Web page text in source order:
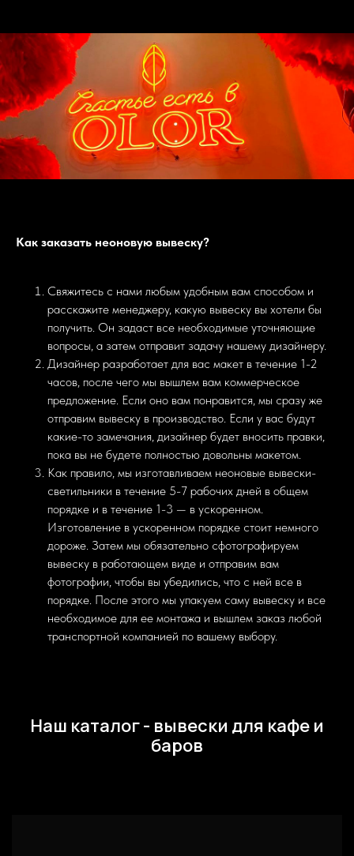
Как заказать неоновую вывеску?
Свяжитесь с нами любым удобным вам способом и
расскажите менеджеру, какую вывеску вы хотели бы
получить. Он задаст все необходимые уточняющие
вопросы, а затем отправит задачу нашему дизайнеру.
Дизайнер разработает для вас макет в течение 1-2
часов, после чего мы вышлем вам коммерческое
предложение. Если оно вам понравится, мы сразу же
отправим вывеску в производство. Если у вас будут
какие-то замечания, дизайнер будет вносить правки,
пока вы не будете полностью довольны макетом.
Как правило, мы изготавливаем неоновые вывески-
светильники в течение 5-7 рабочих дней в общем
порядке и в течение 1-3 — в ускоренном.
Изготовление в ускоренном порядке стоит немного
дороже. Затем мы обязательно сфотографируем
вывеску в работающем виде и отправим вам
фотографии, чтобы вы убедились, что с ней все в
порядке. После этого мы упакуем саму вывеску и все
необходимое для ее монтажа и вышлем заказ любой
транспортной компанией по вашему выбору.
Наш каталог - вывески для кафе и
баров